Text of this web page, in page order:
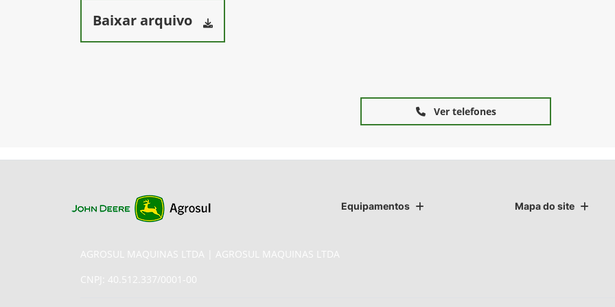
Baixar arquivo
Ver telefones
Equipamentos Mapa do site
AGROSUL MAQUINAS LTDA | AGROSUL MAQUINAS LTDA
CNPJ: 40.512.337/0001-00